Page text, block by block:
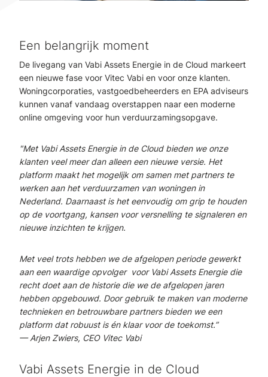
Een belangrijk moment
De livegang van Vabi Assets Energie in de Cloud markeert
een nieuwe fase voor Vitec Vabi en voor onze klanten.
Woningcorporaties, vastgoedbeheerders en EPA adviseurs
kunnen vanaf vandaag overstappen naar een moderne
online omgeving voor hun verduurzamingsopgave.
"Met Vabi Assets Energie in de Cloud bieden we onze
klanten veel meer dan alleen een nieuwe versie. Het
platform maakt het mogelijk om samen met partners te
werken aan het verduurzamen van woningen in
Nederland. Daarnaast is het eenvoudig om grip te houden
op de voortgang, kansen voor versnelling te signaleren en
nieuwe inzichten te krijgen.
Met veel trots hebben we de afgelopen periode gewerkt
aan een waardige opvolger voor Vabi Assets Energie die
recht doet aan de historie die we de afgelopen jaren
hebben opgebouwd. Door gebruik te maken van moderne
technieken en betrouwbare partners bieden we een
platform dat robuust is én klaar voor de toekomst.”
— Arjen Zwiers, CEO Vitec Vabi
Vabi Assets Energie in de Cloud